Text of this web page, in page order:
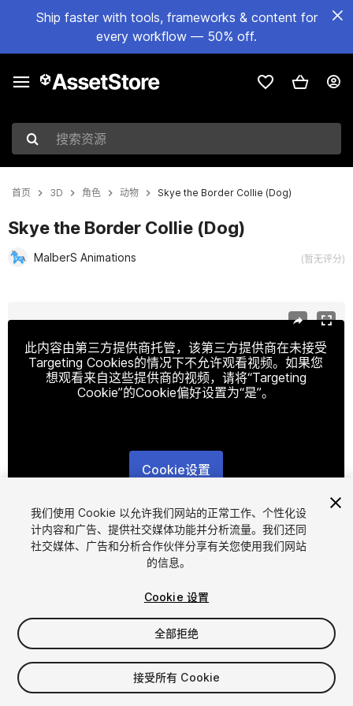
Ship faster with tools, frameworks & content for
every workflow — 50% off.
搜索资源
首页 3D 角色 动物 Skye the Border Collie (Dog)
Skye the Border Collie (Dog)
MalberS Animations (暂无评分)
此内容由第三方提供商托管，该第三方提供商在未接受
Targeting Cookies的情况下不允许观看视频。如果您
想观看来自这些提供商的视频，请将“Targeting
Cookie”的Cookie偏好设置为“是”。
Cookie设置
1/33
$99.99
增值税将在结算时计算
我们使用 Cookie 以允许我们网站的正常工作、个性化设
计内容和广告、提供社交媒体功能并分析流量。我们还同
社交媒体、广告和分析合作伙伴分享有关您使用我们网站
的信息。
Cookie 设置
全部拒绝
接受所有 Cookie